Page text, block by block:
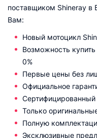
поставщиком Shineray в
Вам:
Новый мотоцикл
Возможность купить
0%
Первые цены без
Официальное
Только
Полную
Эксклюзивные